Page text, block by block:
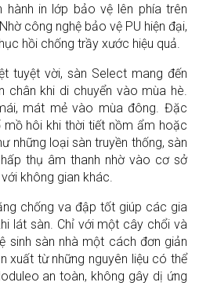
hành in lớp bảo vệ lên phía trên
công nghệ bảo vệ PU hiện đại,
hồi chống trầy xước hiệu quả.
tuyệt vời, sàn Select mang đến
khi di chuyển vào mùa hè.
mát mẻ vào mùa đông. Đặc
mồ hôi khi thời tiết nồm ẩm hoặc
những loại sàn truyền thống, sàn
thụ âm thanh nhờ vào cơ sở
không gian khác.
chống va đập tốt giúp các gia
lát sàn. Chỉ với một cây chổi và
sinh sàn nhà một cách đơn giản
xuất từ những nguyên liệu có thể
an toàn, không gây dị ứng